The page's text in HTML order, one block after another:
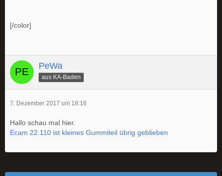
[/color]
PeWa
aus KA-Baden
7. Dezember 2017 um 18:16
Hallo schau mal hier.
Ecam 22.110 ist kleines Gummiteil übrig geblieben